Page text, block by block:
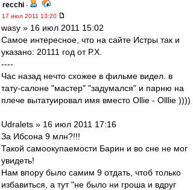
recchi -
17 июл 2011 13:20
wasy » 16 июл 2011 15:02
Самое интересное, что на сайте Истры так и
указано: 20111 год от Р.Х.
----
Час назад нечто схожее в фильме видел. в
тату-салоне "мастер" "задумался" и парню на
плече вытатуировал имя вместо Ollie - Olllie ))))
Udralets » 16 июл 2011 17:16
За Ибсона 9 млн?!!!
Такой самоокупаемости Барин и во сне не мог
увидеть!
Нам впору было самим 9 отдать, чтоб только
избавиться, а тут "не было ни гроша и вдруг